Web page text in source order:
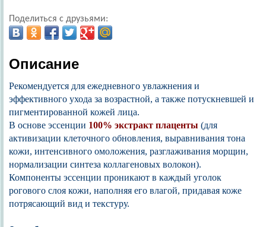
Поделиться с друзьями:
Описание
Рекомендуется для ежедневного увлажнения и
эффективного ухода за возрастной, а также потускневшей и
пигментированной кожей лица.
В основе эссенции 100% экстракт плаценты (для
активизации клеточного обновления, выравнивания тона
кожи, интенсивного омоложения, разглаживания морщин,
нормализации синтеза коллагеновых волокон).
Компоненты эссенции проникают в каждый уголок
рогового слоя кожи, наполняя его влагой, придавая коже
потрясающий вид и текстуру.